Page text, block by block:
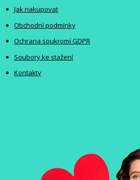
Jak nakupovat
Obchodní podmínky
Ochrana soukromí GDPR
Soubory ke stažení
Kontakty